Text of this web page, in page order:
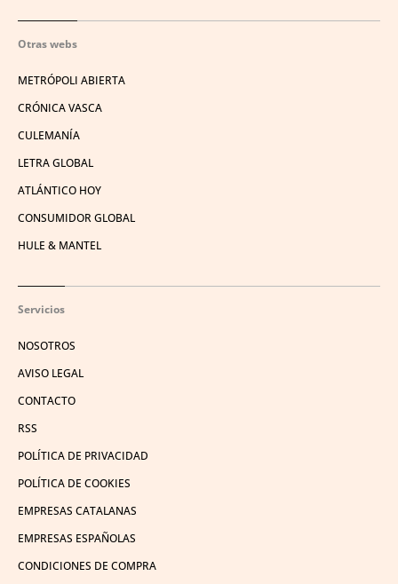
Otras webs
METRÓPOLI ABIERTA
CRÓNICA VASCA
CULEMANÍA
LETRA GLOBAL
ATLÁNTICO HOY
CONSUMIDOR GLOBAL
HULE & MANTEL
Servicios
NOSOTROS
AVISO LEGAL
CONTACTO
RSS
POLÍTICA DE PRIVACIDAD
POLÍTICA DE COOKIES
EMPRESAS CATALANAS
EMPRESAS ESPAÑOLAS
CONDICIONES DE COMPRA